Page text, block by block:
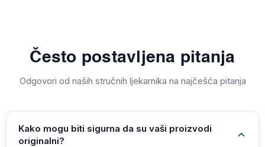
Često postavljena pitanja
Odgovori od naših stručnih ljekarnika na najčešća pitanja
Kako mogu biti sigurna da su vaši proizvodi
originalni?